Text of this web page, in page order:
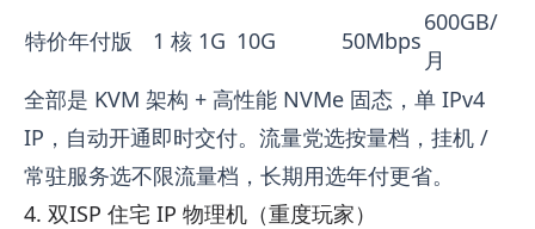
特价年付版 1 核 1G 10G 50Mbps
600GB/
月
全部是 KVM 架构 + 高性能 NVMe 固态，单 IPv4
IP，自动开通即时交付。流量党选按量档，挂机 /
常驻服务选不限流量档，长期用选年付更省。
4. 双ISP 住宅 IP 物理机（重度玩家）